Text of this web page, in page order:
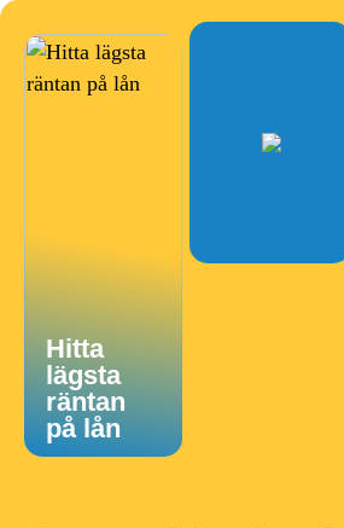
Hitta
lägsta
räntan
på lån